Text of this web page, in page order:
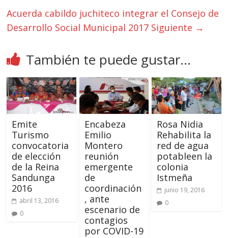
Acuerda cabildo juchiteco integrar el Consejo de
Desarrollo Social Municipal 2017 Siguiente →
También te puede gustar...
Emite
Turismo
convocatoria
de elección
de la Reina
Sandunga
2016
abril 13, 2016
0
Encabeza
Emilio
Montero
reunión
emergente
de
coordinación
, ante
escenario de
contagios
por COVID-19
Rosa Nidia
Rehabilita la
red de agua
potableen la
colonia
Istmeña
junio 19, 2016
0